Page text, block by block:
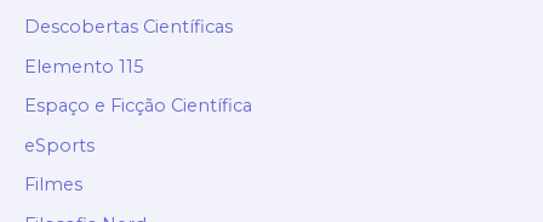
Descobertas Científicas
Elemento 115
Espaço e Ficção Científica
eSports
Filmes